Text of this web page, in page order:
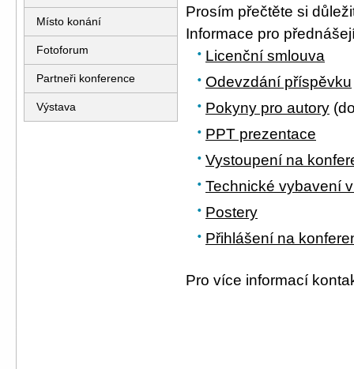
Místo konání
Fotoforum
Partneři konference
Výstava
Prosím přečtěte si
Informace pro
Licenční smlouva
Odevzdání příspěvku
Pokyny pro autory
PPT prezentace
Vystoupení na
Technické vybavení
Postery
Přihlášení na
Pro více informací